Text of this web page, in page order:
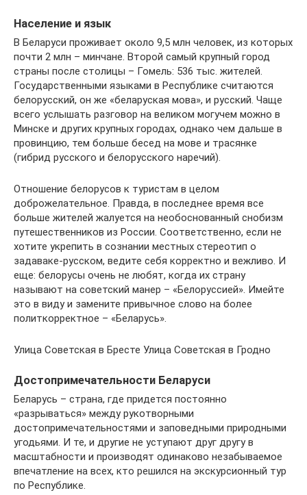
Население и язык
В Беларуси проживает около 9,5 млн человек, из которых
почти 2 млн – минчане. Второй самый крупный город
страны после столицы – Гомель: 536 тыс. жителей.
Государственными языками в Республике считаются
белорусский, он же «беларуская мова», и русский. Чаще
всего услышать разговор на великом могучем можно в
Минске и других крупных городах, однако чем дальше в
провинцию, тем больше бесед на мове и трасянке
(гибрид русского и белорусского наречий).
Отношение белорусов к туристам в целом
доброжелательное. Правда, в последнее время все
больше жителей жалуется на необоснованный снобизм
путешественников из России. Соответственно, если не
хотите укрепить в сознании местных стереотип о
задаваке-русском, ведите себя корректно и вежливо. И
еще: белорусы очень не любят, когда их страну
называют на советский манер – «Белоруссией». Имейте
это в виду и замените привычное слово на более
политкорректное – «Беларусь».
Улица Советская в Бресте Улица Советская в Гродно
Достопримечательности Беларуси
Беларусь – страна, где придется постоянно
«разрываться» между рукотворными
достопримечательностями и заповедными природными
угодьями. И те, и другие не уступают друг другу в
масштабности и производят одинаково незабываемое
впечатление на всех, кто решился на экскурсионный тур
по Республике.